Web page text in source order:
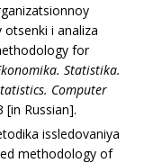
otsenki i analiza
for
Statistika.
Computer
[in Russian].
issledovaniya
methodology of